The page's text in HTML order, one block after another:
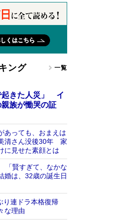
ング 一覧
起きた人災」 イ
族が慟哭の証
あっても、おまえは
清さん没後30年 家
に見せた素顔とは
「賢すぎて、なかな
婚は、32歳の誕生日
り連ドラ本格復帰
な理由